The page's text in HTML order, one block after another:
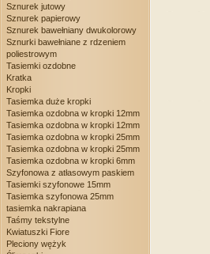
Sznurek jutowy
Sznurek papierowy
Sznurek bawełniany dwukolorowy
Sznurki bawełniane z rdzeniem
poliestrowym
Tasiemki ozdobne
Kratka
Kropki
Tasiemka duże kropki
Tasiemka ozdobna w kropki 12mm
Tasiemka ozdobna w kropki 12mm
Tasiemka ozdobna w kropki 25mm
Tasiemka ozdobna w kropki 25mm
Tasiemka ozdobna w kropki 6mm
Szyfonowa z atłasowym paskiem
Tasiemki szyfonowe 15mm
Tasiemka szyfonowa 25mm
tasiemka nakrapiana
Taśmy tekstylne
Kwiatuszki Fiore
Pleciony wężyk